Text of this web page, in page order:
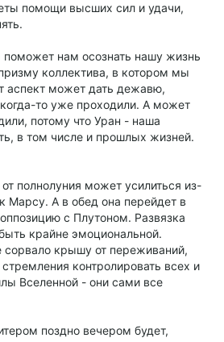
помощи высших сил и удачи,
нам осознать нашу жизнь
коллектива, в котором мы
аспект может дать дежавю,
то уже проходили. А может
потому что Уран - наша
в том числе и прошлых жизней.
полнолуния может усилиться из-
Марсу. А в обед она перейдет в
с Плутоном. Развязка
крайне эмоциональной.
сорвало крышу от переживаний,
контролировать всех и
Вселенной - они сами все
поздно вечером будет,